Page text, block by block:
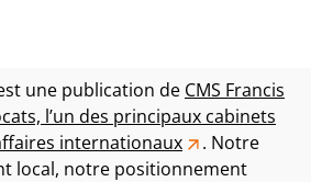
une publication de CMS Francis
l’un des principaux cabinets
internationaux
. Notre
local, notre positionnement